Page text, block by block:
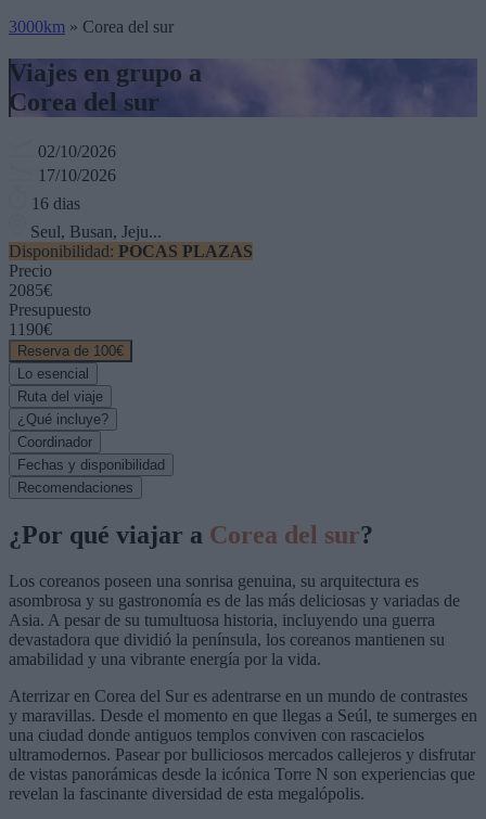
3000km » Corea del sur
Viajes en grupo a
Corea del sur
02/10/2026
17/10/2026
16 dias
Seul, Busan, Jeju...
Disponibilidad: POCAS PLAZAS
Precio
2085€
Presupuesto
1190€
Reserva de 100€
Lo esencial
Ruta del viaje
¿Qué incluye?
Coordinador
Fechas y disponibilidad
Recomendaciones
¿Por qué viajar a Corea del sur?
Los coreanos poseen una sonrisa genuina, su arquitectura es
asombrosa y su gastronomía es de las más deliciosas y variadas de
Asia. A pesar de su tumultuosa historia, incluyendo una guerra
devastadora que dividió la península, los coreanos mantienen su
amabilidad y una vibrante energía por la vida.
Aterrizar en Corea del Sur es adentrarse en un mundo de contrastes
y maravillas. Desde el momento en que llegas a Seúl, te sumerges en
una ciudad donde antiguos templos conviven con rascacielos
ultramodernos. Pasear por bulliciosos mercados callejeros y disfrutar
de vistas panorámicas desde la icónica Torre N son experiencias que
revelan la fascinante diversidad de esta megalópolis.